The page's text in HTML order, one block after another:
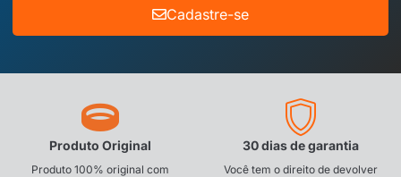
Cadastre-se
Produto Original
Produto 100% original com
30 dias de garantia
Você tem o direito de devolver